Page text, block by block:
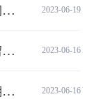
2023-06-19
2023-06-16
2023-06-16